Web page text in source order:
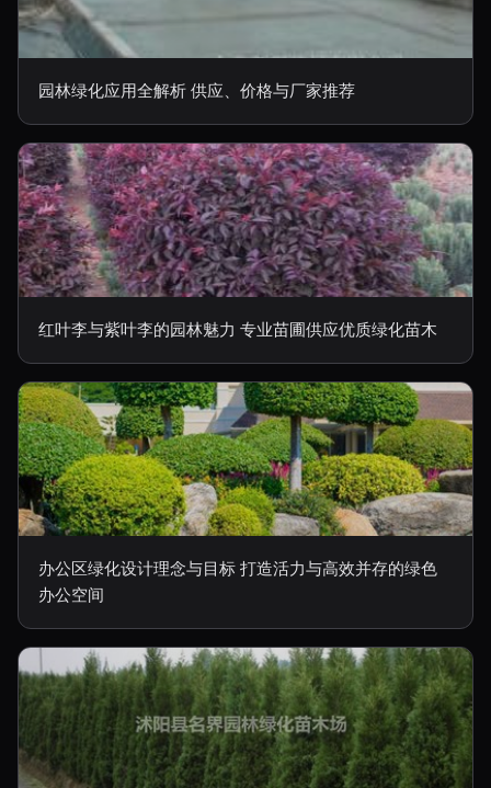
园林绿化应用全解析 供应、价格与厂家推荐
红叶李与紫叶李的园林魅力 专业苗圃供应优质绿化苗木
办公区绿化设计理念与目标 打造活力与高效并存的绿色
办公空间